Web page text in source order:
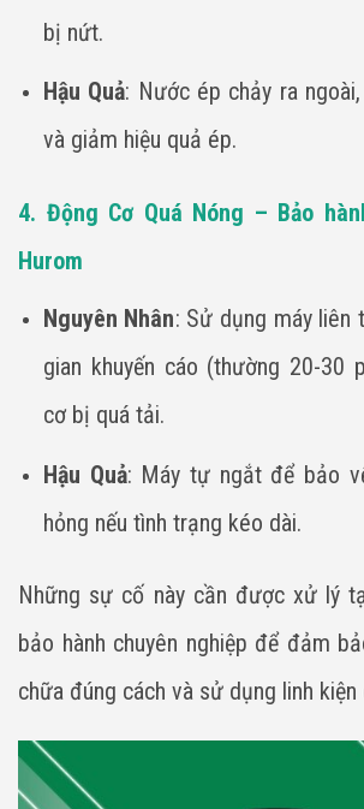
bị nứt.
Hậu Quả: Nước ép chảy ra
và giảm hiệu quả ép.
4. Động Cơ Quá Nóng – Bảo
Hurom
Nguyên Nhân: Sử dụng máy liên
gian khuyến cáo (thường 20-30
cơ bị quá tải.
Hậu Quả: Máy tự ngắt để bảo
hỏng nếu tình trạng kéo dài.
Những sự cố này cần được xử lý
bảo hành chuyên nghiệp để đảm
chữa đúng cách và sử dụng linh kiện